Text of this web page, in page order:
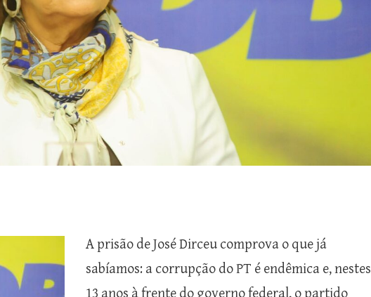
A prisão de José Dirceu comprova o que já
sabíamos: a corrupção do PT é endêmica e, nestes
13 anos à frente do governo federal, o partido